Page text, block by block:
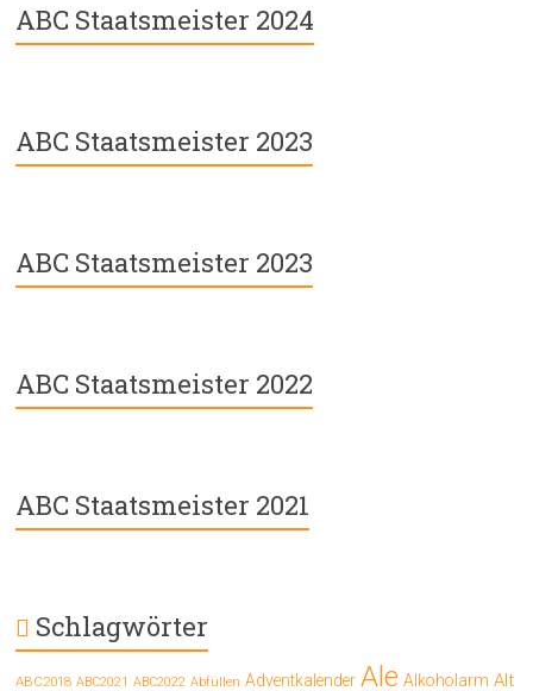
ABC Staatsmeister 2024
ABC Staatsmeister 2023
ABC Staatsmeister 2023
ABC Staatsmeister 2022
ABC Staatsmeister 2021
Schlagwörter
ABC2018 ABC2021 ABC2022 Abfüllen Adventkalender Ale Alkoholarm Alt